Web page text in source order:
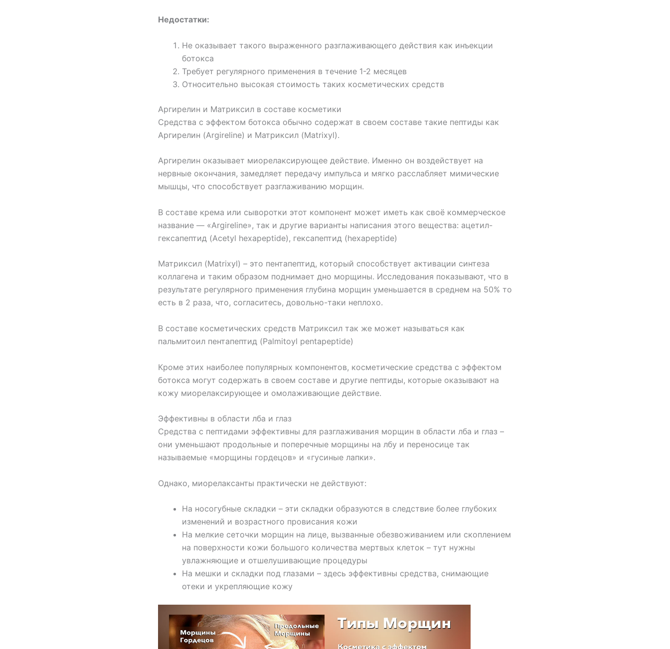
Недостатки:
Не оказывает такого выраженного разглаживающего действия как инъекции
ботокса
Требует регулярного применения в течение 1-2 месяцев
Относительно высокая стоимость таких косметических средств
Аргирелин и Матриксил в составе косметики
Средства с эффектом ботокса обычно содержат в своем составе такие пептиды как
Аргирелин (Argireline) и Матриксил (Matrixyl).
Аргирелин оказывает миорелаксирующее действие. Именно он воздействует на
нервные окончания, замедляет передачу импульса и мягко расслабляет мимические
мышцы, что способствует разглаживанию морщин.
В составе крема или сыворотки этот компонент может иметь как своё коммерческое
название — «Argireline», так и другие варианты написания этого вещества: ацетил-
гексапептид (Acetyl hexapeptide), гексапептид (hexapeptide)
Матриксил (Matrixyl) – это пентапептид, который способствует активации синтеза
коллагена и таким образом поднимает дно морщины. Исследования показывают, что в
результате регулярного применения глубина морщин уменьшается в среднем на 50% то
есть в 2 раза, что, согласитесь, довольно-таки неплохо.
В составе косметических средств Матриксил так же может называться как
пальмитоил пентапептид (Palmitoyl pentapeptide)
Кроме этих наиболее популярных компонентов, косметические средства с эффектом
ботокса могут содержать в своем составе и другие пептиды, которые оказывают на
кожу миорелаксирующее и омолаживающие действие.
Эффективны в области лба и глаз
Средства с пептидами эффективны для разглаживания морщин в области лба и глаз –
они уменьшают продольные и поперечные морщины на лбу и переносице так
называемые «морщины гордецов» и «гусиные лапки».
Однако, миорелаксанты практически не действуют:
На носогубные складки – эти складки образуются в следствие более глубоких
изменений и возрастного провисания кожи
На мелкие сеточки морщин на лице, вызванные обезвоживанием или скоплением
на поверхности кожи большого количества мертвых клеток – тут нужны
увлажняющие и отшелушивающие процедуры
На мешки и складки под глазами – здесь эффективны средства, снимающие
отеки и укрепляющие кожу